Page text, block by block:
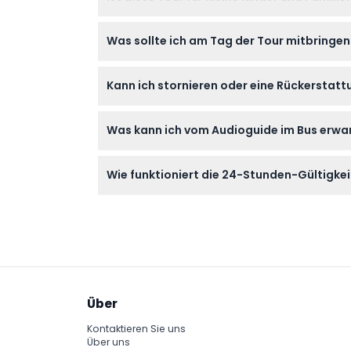
Familien, Málaga gemeinsam in ihrem
Was sollte ich am Tag der Tour
Kamera mit, um die atemberaubenden
Kann ich stornieren oder eine
Reisedaten vor der Buchung.
Was kann ich vom Audioguide im Bus
um Ihr Sightseeing-Erlebnis zu bereichern.
Wie funktioniert die 24-Stunden-
Über
Kontaktieren Sie uns
Über uns